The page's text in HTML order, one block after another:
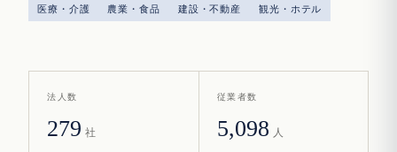
医療・介護 農業・食品 建設・不動産 観光・ホテル
法人数
279 社
従業者数
5,098 人